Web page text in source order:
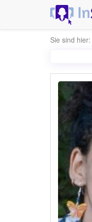
Sie sind hier: